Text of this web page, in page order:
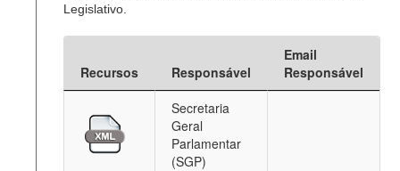
Legislativo.
Recursos Responsável
Email
Responsável
Secretaria
Geral
Parlamentar
(SGP)